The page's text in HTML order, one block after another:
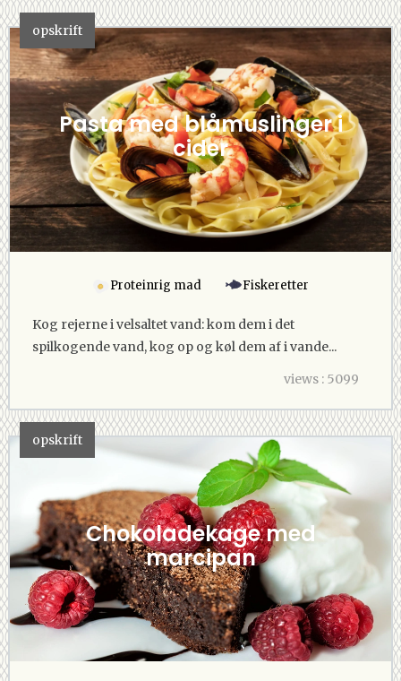
opskrift
Pasta med blåmuslinger i
cider
Proteinrig mad Fiskeretter
Kog rejerne i velsaltet vand: kom dem i det
spilkogende vand, kog op og køl dem af i vande...
views : 5099
opskrift
Chokoladekage med
marcipan